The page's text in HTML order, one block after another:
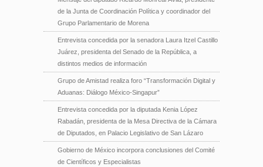
de la Junta de Coordinación Política y coordinador del
Grupo Parlamentario de Morena
Entrevista concedida por la senadora Laura Itzel Castillo
Juárez, presidenta del Senado de la República, a
distintos medios de información
Grupo de Amistad realiza foro “Transformación Digital y
Aduanas: Diálogo México-Singapur”
Entrevista concedida por la diputada Kenia López
Rabadán, presidenta de la Mesa Directiva de la Cámara
de Diputados, en Palacio Legislativo de San Lázaro
Gobierno de México incorpora conclusiones del Comité
de Científicos y Especialistas